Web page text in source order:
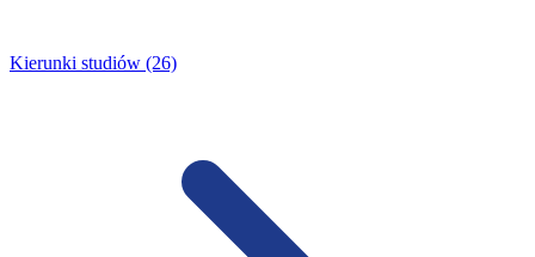
Kierunki studiów (26)